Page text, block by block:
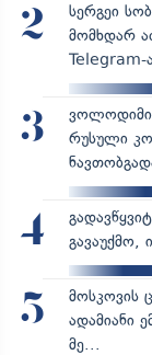
2
სერგეი
მომხდარ
Telegram-
3
რუსული
4
გავაუქმო,
5
მოსკოვის
ადამიანი
მე...